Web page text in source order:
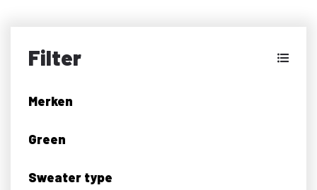
Filter
Merken
Green
Sweater type